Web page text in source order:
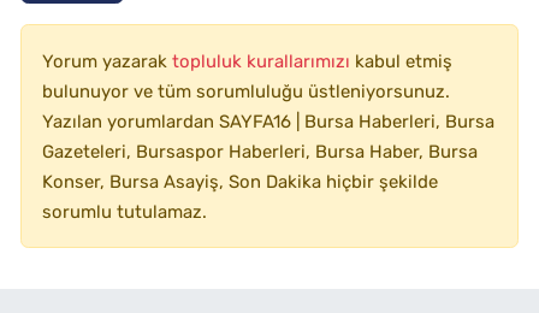
Yorum yazarak topluluk kurallarımızı kabul etmiş
bulunuyor ve tüm sorumluluğu üstleniyorsunuz.
Yazılan yorumlardan SAYFA16 | Bursa Haberleri, Bursa
Gazeteleri, Bursaspor Haberleri, Bursa Haber, Bursa
Konser, Bursa Asayiş, Son Dakika hiçbir şekilde
sorumlu tutulamaz.